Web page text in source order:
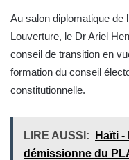
Au salon diplomatique de
Louverture, le Dr Ariel
conseil de transition en
formation du conseil
constitutionnelle.
LIRE AUSSI:
Haïti
démissionne du